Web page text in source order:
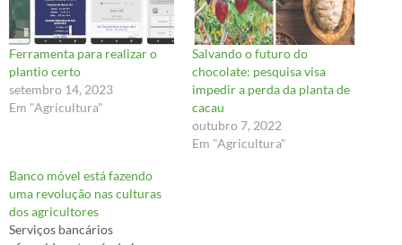
Ferramenta para realizar o
plantio certo
setembro 14, 2023
Em "Agricultura"
Salvando o futuro do
chocolate: pesquisa visa
impedir a perda da planta de
cacau
outubro 7, 2022
Em "Agricultura"
Banco móvel está fazendo
uma revolução nas culturas
dos agricultores
Serviços bancários